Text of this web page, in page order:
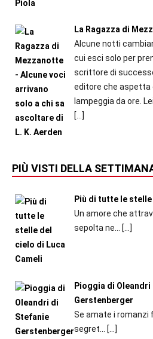
La Ragazza di
Alcune notti
cui esci solo per
scrittore di
editore che aspetta
lampeggia da ore.
[…]
PIÙ VISTI DELLA
Più di tutte le
Un amore che
sepolta ne...
[…]
Pioggia di
Gerstenberger
Se amate i romanzi
segret...
[…]